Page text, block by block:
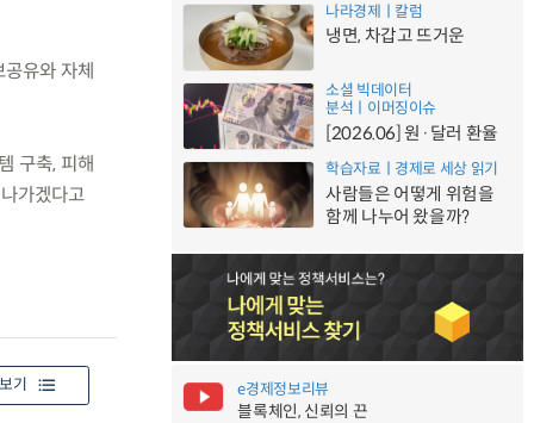
유와 자체
구축, 피해
가겠다고
기
나라경제ㅣ칼럼
냉면, 차갑고 뜨거운
소셜 빅데이터
분석ㅣ이머징이슈
[2026.06] 원·달러 환율
학습자료ㅣ경제로 세상 읽기
사람들은 어떻게 위험을
함께 나누어 왔을까?
e경제정보리뷰
블록체인, 신뢰의 끈